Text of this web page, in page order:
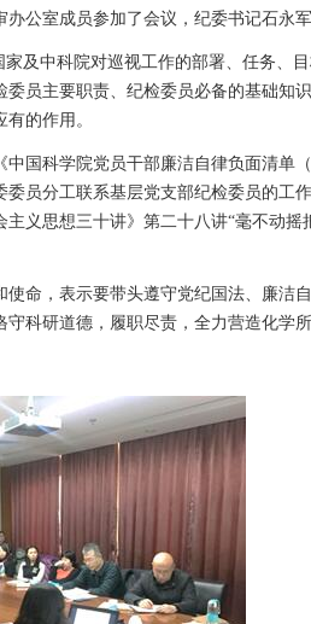
公室成员参加了会议，纪委书记石永军
及中科院对巡视工作的部署、任务、目
员主要职责、纪检委员必备的基础知
的作用。
科学院党员干部廉洁自律负面清单
员分工联系基层党支部纪检委员的工
主义思想三十讲》第二十八讲“毫不动摇
，表示要带头遵守党纪国法、廉洁
科研道德，履职尽责，全力营造化学